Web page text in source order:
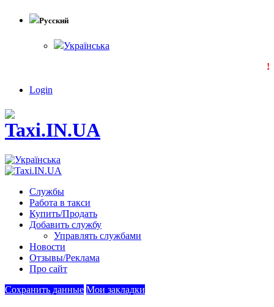
Русский
Українська
Login
Службы
Работа в такси
Купить/Продать
Добавить службу
Управлять службами
Новости
Отзывы/Реклама
Про сайт
Сохранить данные Мои закладки